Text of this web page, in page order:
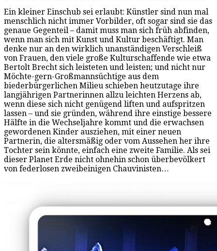
Ein kleiner Einschub sei erlaubt: Künstler sind nun mal
menschlich nicht immer Vorbilder, oft sogar sind sie das
genaue Gegenteil – damit muss man sich früh abfinden,
wenn man sich mit Kunst und Kultur beschäftigt. Man
denke nur an den wirklich unanständigen Verschleiß
von Frauen, den viele große Kulturschaffende wie etwa
Bertolt Brecht sich leisteten und leisten; und nicht nur
Möchte-gern-Großmannsüchtige aus dem
biederbürgerlichen Milieu schieben heutzutage ihre
langjährigen Partnerinnen allzu leichten Herzens ab,
wenn diese sich nicht genügend liften und aufspritzen
lassen – und sie gründen, während ihre einstige bessere
Hälfte in die Wechseljahre kommt und die erwachsen
gewordenen Kinder ausziehen, mit einer neuen
Partnerin, die altersmäßig oder vom Aussehen her ihre
Tochter sein könnte, einfach eine zweite Familie. Als sei
dieser Planet Erde nicht ohnehin schon überbevölkert
von federlosen zweibeinigen Chauvinisten…